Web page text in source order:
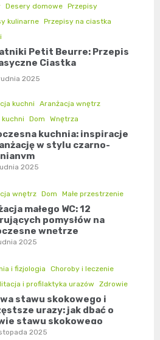
Desery domowe Przepisy
kulinarne Przepisy na ciastka
Petit Beurre: Przepis
Ciastka
2025
kuchni
Aranżacja wnętrz
Dom Wnętrza
kuchnia: inspiracje
w stylu czarno-
2025
wnętrz Dom Małe przestrzenie
małego WC: 12
pomysłów na
wnętrze
2025
i fizjologia
Choroby i leczenie
i profilaktyka urazów
Zdrowie
stawu skokowego i
urazy: jak dbać o
stawu skokowego
2025